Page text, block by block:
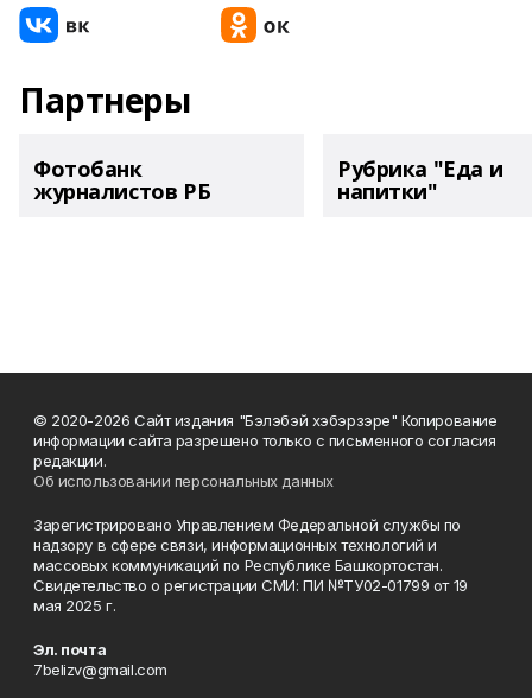
Партнеры
Фотобанк
журналистов РБ
Рубрика "Еда и
напитки"
© 2020-2026 Сайт издания "Бэлэбэй хэбэрзэре" Копирование
информации сайта разрешено только с письменного согласия
редакции.
Об использовании персональных данных
Зарегистрировано Управлением Федеральной службы по
надзору в сфере связи, информационных технологий и
массовых коммуникаций по Республике Башкортостан.
Свидетельство о регистрации СМИ: ПИ №ТУ02-01799 от 19
мая 2025 г.
Эл. почта
7belizv@gmail.com